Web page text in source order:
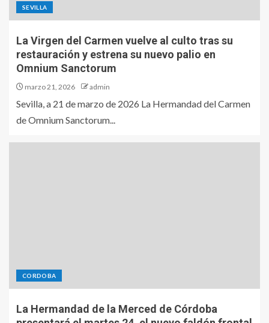
SEVILLA
La Virgen del Carmen vuelve al culto tras su
restauración y estrena su nuevo palio en
Omnium Sanctorum
marzo 21, 2026 admin
Sevilla, a 21 de marzo de 2026 La Hermandad del Carmen
de Omnium Sanctorum...
CORDOBA
La Hermandad de la Merced de Córdoba